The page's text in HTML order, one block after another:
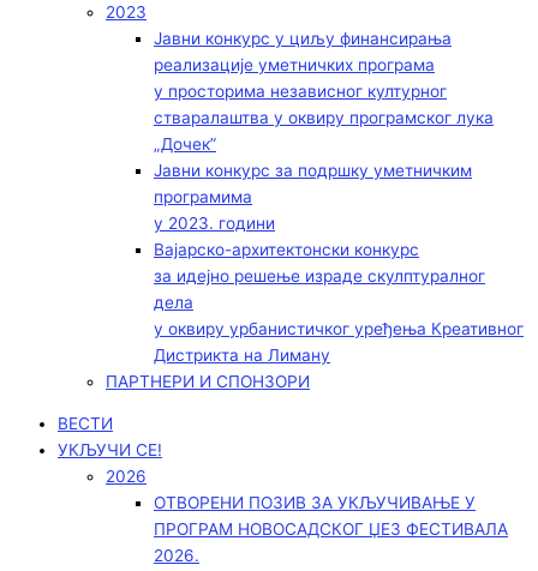
2023
Јавни конкурс у циљу финансирања
реализације уметничких програма
у просторима независног културног
стваралаштва у оквиру програмског лука
„Дочек”
Јавни конкурс за подршку уметничким
програмима
у 2023. години
Вајарско-архитектонски конкурс
за идејно решење израде скулптуралног
дела
у оквиру урбанистичког уређења Креативног
Дистрикта на Лиману
ПАРТНЕРИ И СПОНЗОРИ
ВЕСТИ
УКЉУЧИ СЕ!
2026
ОТВОРЕНИ ПОЗИВ ЗА УКЉУЧИВАЊЕ У
ПРОГРАМ НОВОСАДСКОГ ЏЕЗ ФЕСТИВАЛА
2026.